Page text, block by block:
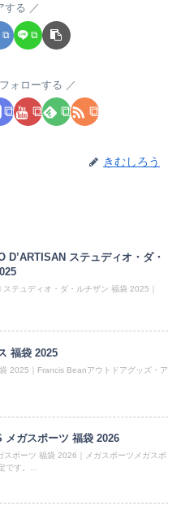
する
ォローする
きむしろう
D’ARTISAN ステュディオ・ダ・
テュディオ・ダ・ルチザン 福袋 2025｜
福袋 2025
2025｜Francis Beanアウトドアグッズ・ア
メガスポーツ 福袋 2026
スポーツ 福袋 2026｜メガスポーツメガスポ
です。...